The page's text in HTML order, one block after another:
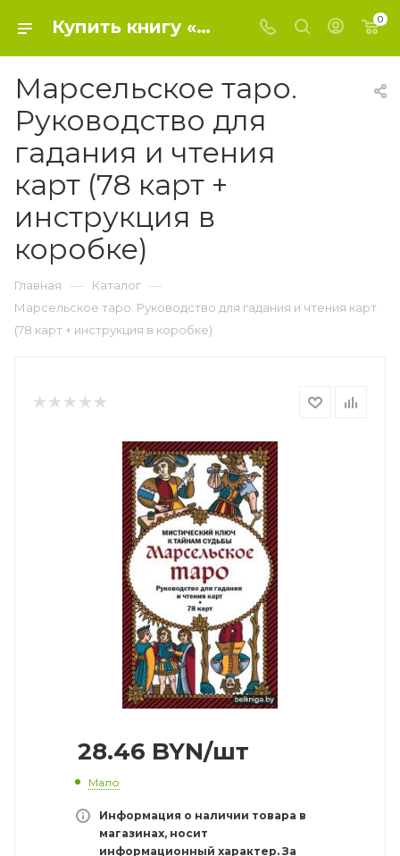
Купить книгу «Марсельское таро. Руководство для гадания и чтения карт (78 карт + инструкция в коробке)» 2019, В. Ганчурина - Религия 0
Марсельское таро.
Руководство для
гадания и чтения
карт (78 карт +
инструкция в
коробке)
Главная — Каталог —
Марсельское таро. Руководство для гадания и чтения карт
(78 карт + инструкция в коробке)
28.46 BYN/шт
Мало
Информация о наличии товара в
магазинах, носит
информационный характер. За